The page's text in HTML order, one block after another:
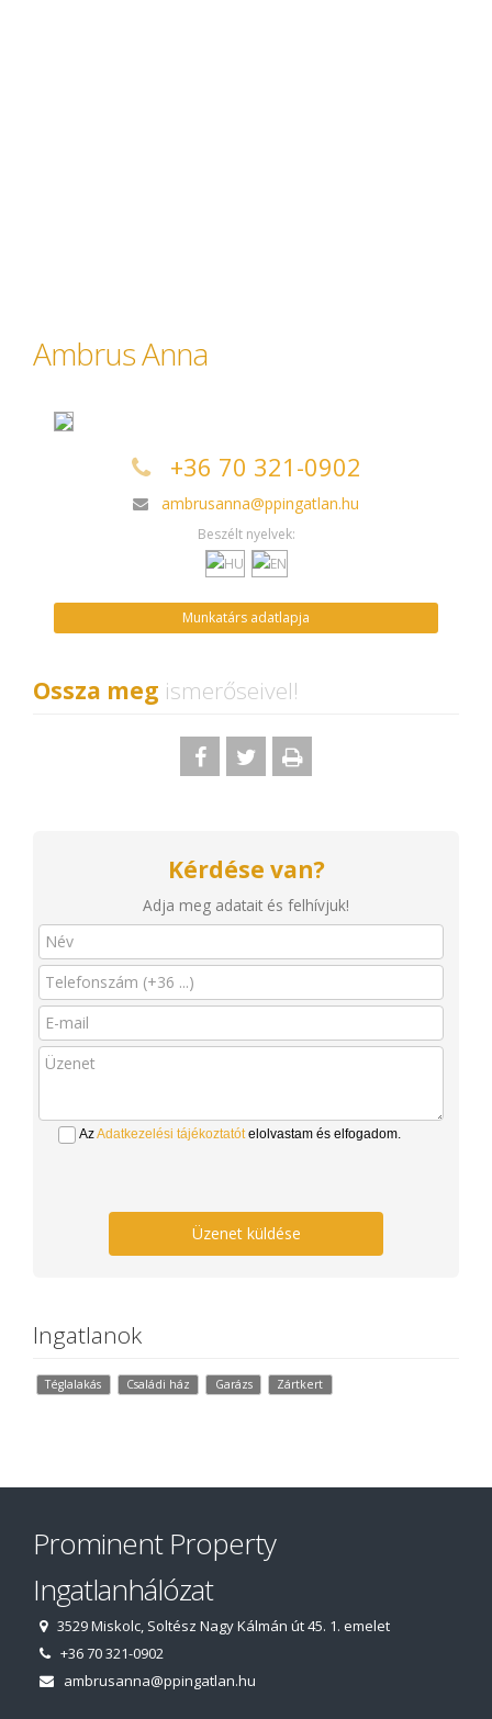
Ambrus Anna
+36 70 321-0902
ambrusanna@ppingatlan.hu
Beszélt nyelvek:
Munkatárs adatlapja
Ossza meg ismerőseivel!
Kérdése van?
Adja meg adatait és felhívjuk!
AzAdatkezelési tájékoztatótelolvastam és elfogadom.
Üzenet küldése
Ingatlanok
Téglalakás Családi ház Garázs Zártkert
Prominent Property
Ingatlanhálózat
3529 Miskolc, Soltész Nagy Kálmán út 45. 1. emelet
+36 70 321-0902
ambrusanna@ppingatlan.hu